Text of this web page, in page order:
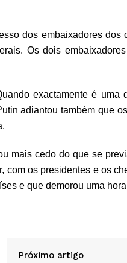
dos embaixadores dos
Os dois
exactamente é uma
adiantou também que
mais cedo do que se
com os presidentes e os
e que demorou uma
Próximo artigo